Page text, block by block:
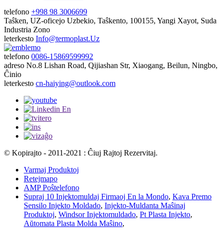
telefono +998 98 3006699
Taŝken, UZ-oficejo Uzbekio, Taŝkento, 100155, Yangi Xayot, Suda
Industria Zono
leterkesto Info@termoplast.Uz
telefono 0086-15869599992
adreso No.8 Lishan Road, Qijiashan Str, Xiaogang, Beilun, Ningbo,
Ĉinio
leterkesto cn-haiying@outlook.com
© Kopirajto - 2011-2021 : Ĉiuj Rajtoj Rezervitaj.
Varmaj Produktoj
Retejmapo
AMP Poŝtelefono
Supraj 10 Injektomuldaj Firmaoj En la Mondo, Kava Premo
Sensilo Injekto Moldado, Injekto-Muldanta Maŝinaj
Produktoj, Windsor Injektomuldado, Pt Plasta Injekto,
Aŭtomata Plasta Molda Maŝino,